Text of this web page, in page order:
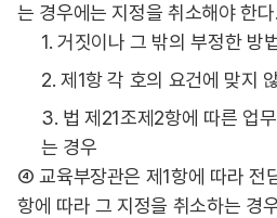
는 경우에는 지정을 취소해야 한다.
1. 거짓이나 그 밖의 부정한 방
2. 제1항 각 호의 요건에 맞지
3. 법 제21조제2항에 따른 업
는 경우
④ 교육부장관은 제1항에 따라 전
항에 따라 그 지정을 취소하는 경